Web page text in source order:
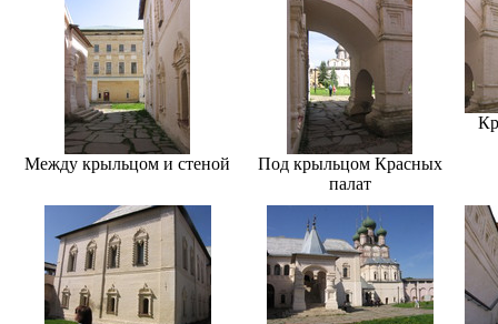
Между крыльцом и стеной
Под крыльцом Красных
палат